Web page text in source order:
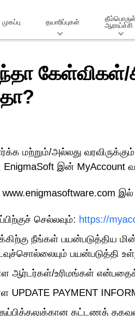
முகப்பு தயாரிப்புகள்
ஆராய்ச்சி
மற்றும்/அல்லது
EnigmaSoft இன்
இல்
செல்லவும்: https://
நீங்கள் பயன்படுத்திய
பயன்படுத்தி
ஆர்டர்கள்/உரிமங்கள்
UPDATE PAYMENT
கட்டணத்